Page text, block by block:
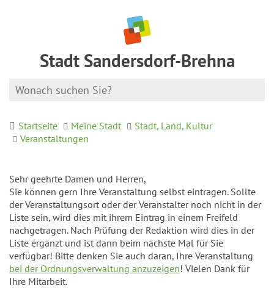
Stadt Sandersdorf-Brehna
Startseite Meine Stadt
Stadt, Land, Kultur
Veranstaltungen
Sehr geehrte Damen und Herren,
Sie können gern Ihre Veranstaltung selbst eintragen. Sollte
der Veranstaltungsort oder der Veranstalter noch nicht in der
Liste sein, wird dies mit ihrem Eintrag in einem Freifeld
nachgetragen. Nach Prüfung der Redaktion wird dies in der
Liste ergänzt und ist dann beim nächste Mal für Sie
verfügbar! Bitte denken Sie auch daran, Ihre Veranstaltung
bei der Ordnungsverwaltung anzuzeigen! Vielen Dank für
Ihre Mitarbeit.